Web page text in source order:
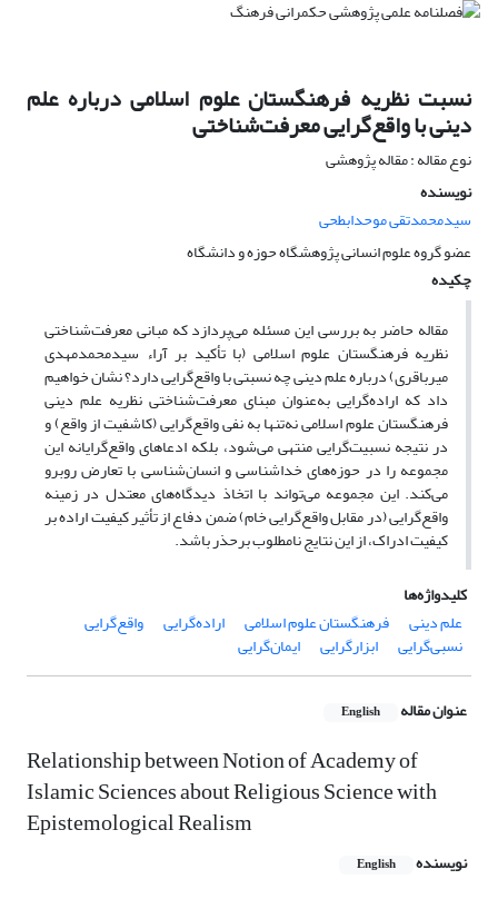
نسبت نظریه فرهنگستان علوم اسلامی درباره علم
دینی با واقع‌گرایی معرفت‌شناختی
نوع مقاله : مقاله پژوهشی
نویسنده
سیدمحمدتقی موحدابطحی
عضو گروه علوم انسانی پژوهشگاه حوزه و دانشگاه
چکیده
مقاله حاضر به بررسی این مسئله می‌پردازد که مبانی معرفت‌شناختی
نظریه فرهنگستان علوم اسلامی (با تأکید بر آراء سیدمحمدمهدی
میرباقری) درباره علم دینی چه نسبتی با واقع‌گرایی دارد؟ نشان خواهیم
داد که اراده‌گرایی به‌عنوان مبنای معرفت‌شناختی نظریه علم دینی
فرهنگستان علوم اسلامی نه‌تنها به نفی واقع‌گرایی (کاشفیت از واقع) و
در نتیجه نسبیت‌گرایی منتهی می‌شود، بلکه ادعا‌های واقع‌‌گرایانه این
مجموعه را در حوزه‌‌های خداشناسی و انسان‌شناسی با تعارض روبرو
می‌کند. این مجموعه می‌تواند با اتخاذ دیدگاه‌‌های معتدل در زمینه
واقع‌گرایی (در مقابل واقع‌گرایی خام) ضمن دفاع از تأثیر کیفیت اراده بر
کیفیت ادراک، از این نتایج نامطلوب برحذر باشد.
کلیدواژه‌ها
علم دینی
فرهنگستان علوم اسلامی اراده‌گرایی واقع‌گرایی
نسبی‌گرایی ابزارگرایی ایمان‌گرایی
عنوان مقاله English
Relationship between Notion of Academy of
Islamic Sciences about Religious Science with
Epistemological Realism
نویسنده English